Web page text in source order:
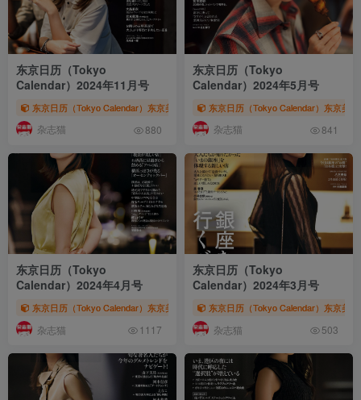
东京日历（Tokyo
Calendar）2024年11月号
东京日历（Tokyo Calendar）东京美食杂志 # 东京日历 # 东京カレンダー
杂志猫 880
东京日历（Tokyo
Calendar）2024年5月号
东京日历（Tokyo Calendar）东京美
杂志猫 841
东京日历（Tokyo
Calendar）2024年4月号
东京日历（Tokyo Calendar）东京美食杂志 # 东京日历 # 东京カレンダー
杂志猫 1117
东京日历（Tokyo
Calendar）2024年3月号
东京日历（Tokyo Calendar）东京美
杂志猫 503